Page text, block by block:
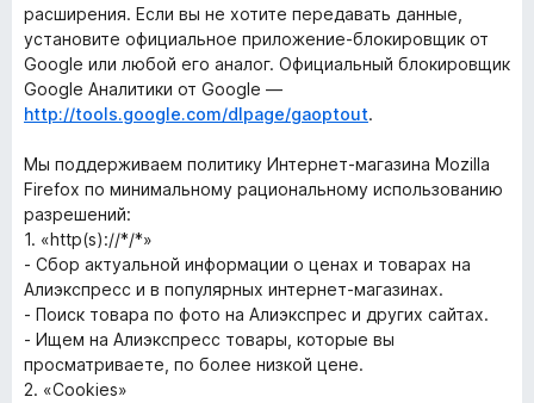
расширения. Если вы не хотите передавать данные,
установите официальное приложение-блокировщик от
Google или любой его аналог. Официальный блокировщик
Google Аналитики от Google —
http://tools.google.com/dlpage/gaoptout.
Мы поддерживаем политику Интернет-магазина Mozilla
Firefox по минимальному рациональному использованию
разрешений:
1. «http(s)://*/*»
- Сбор актуальной информации о ценах и товарах на
Алиэкспресс и в популярных интернет-магазинах.
- Поиск товара по фото на Алиэкспрес и других сайтах.
- Ищем на Алиэкспресс товары, которые вы
просматриваете, по более низкой цене.
2. «Cookies»